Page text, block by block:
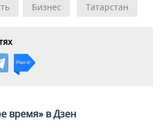
Бизнес Татарстан
время» в Дзен